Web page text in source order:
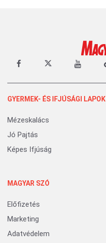
GYERMEK- ÉS IFJÚSÁGI LAPOK
Mézeskalács
Jó Pajtás
Képes Ifjúság
MAGYAR SZÓ
Előfizetés
Marketing
Adatvédelem